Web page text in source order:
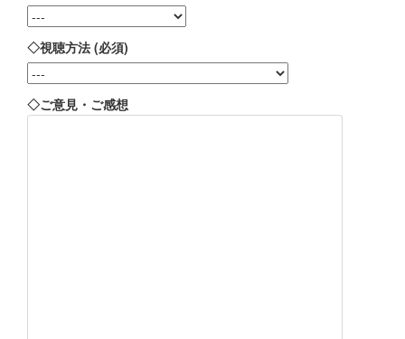
◇視聴方法 (必須)
◇ご意見・ご感想